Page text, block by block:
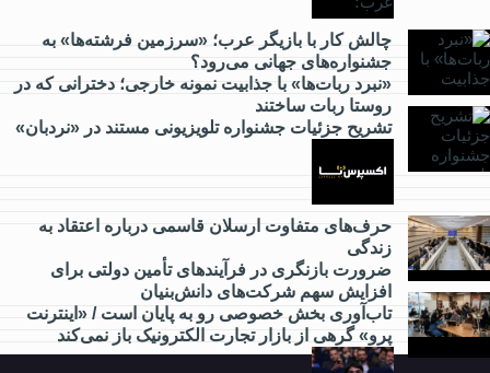
چالش کار با بازیگر عرب؛ «سرزمین فرشته‌ها» به
جشنواره‌های جهانی می‌رود؟
«نبرد ربات‌ها» با جذابیت نمونه خارجی؛ دخترانی که در
روستا ربات ساختند
تشریح جزئیات جشنواره‌ تلویزیونی مستند در «نردبان»
حرف‌های متفاوت ارسلان قاسمی درباره اعتقاد به
زندگی
از
کارآفرینی
چه خبر؟
ضرورت بازنگری در فرآیندهای تأمین دولتی برای
افزایش سهم شرکت‌های دانش‌بنیان
تاب‌آوری بخش خصوصی رو به پایان است / «اینترنت
پرو» گرهی از بازار تجارت الکترونیک باز نمی‌کند
از
گردشگری
از
مدارس
دانشگاه